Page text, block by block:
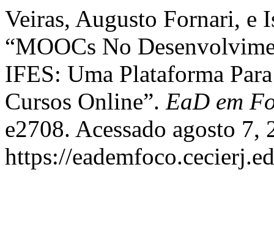
Veiras, Augusto Fornari, e
“MOOCs No
IFES: Uma Plataforma
Cursos Online”. EaD em
e2708. Acessado agosto 7,
https://